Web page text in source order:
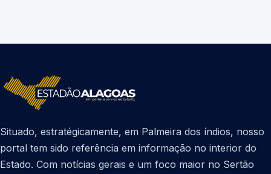
Situado, estratégicamente, em Palmeira dos índios, nosso
portal tem sido referência em informação no interior do
Estado. Com notícias gerais e um foco maior no Sertão